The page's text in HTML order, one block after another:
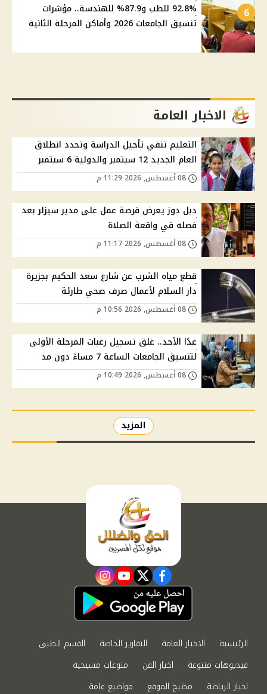
6
92.8% للطب و87.9% للهندسة.. مؤشرات
تنسيق الجامعات 2026 وأماكن المرحلة الثانية
الاخبار العامة
التعليم تنفي تأجيل الدراسة وتحدد انطلاق
العام الجديد 12 سبتمبر والدولية 6 سبتمبر
دبل دوز يعرض فرصة عمل على مدير سيزلر بعد
فصله في واقعة الصلاة
قطع مياه الشرب عن شارع سعد الحكيم بجزيرة
دار السلام لأعمال صرف صحي طارئة
غدًا الأحد.. غلق تسجيل رغبات المرحلة الأولى
لتنسيق الجامعات الساعة 7 مساءً دون مد
المزيد
facebook
twitter
youtube
instagram
الرئيسية الاخبار العامة التقارير الخاصة
القسم الطبي
فيديوهات متنوعة
اخبار الفن
منوعات مسيحية
اخبار الرياضة
مطبخ الموقع مواضيع عامة